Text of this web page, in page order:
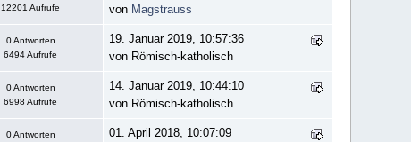
12201 Aufrufe
von Magstrauss
0 Antworten
6494 Aufrufe
19. Januar 2019, 10:57:36
von Römisch-katholisch
0 Antworten
6998 Aufrufe
14. Januar 2019, 10:44:10
von Römisch-katholisch
0 Antworten
01. April 2018, 10:07:09